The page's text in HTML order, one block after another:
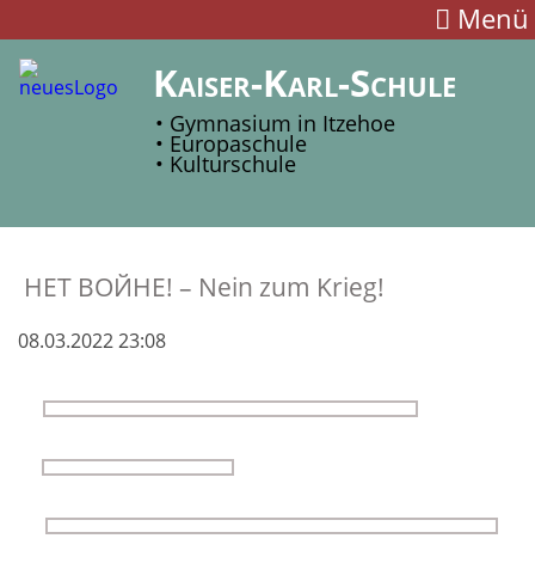
Menü
Kaiser-Karl-Schule
• Gymnasium in Itzehoe
• Europaschule
• Kulturschule
НЕТ ВОЙНЕ! – Nein zum Krieg!
08.03.2022 23:08